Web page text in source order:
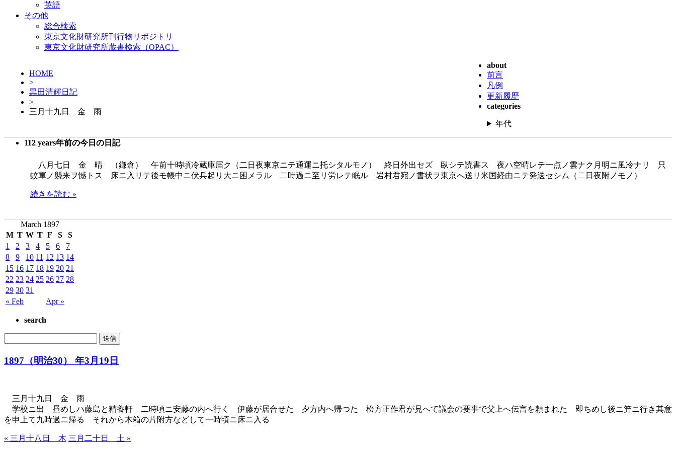
英語
その他
総合検索
東京文化財研究所刊行物リポジトリ
東京文化財研究所蔵書検索（OPAC）
HOME
>
黒田清輝日記
>
三月十九日 金 雨
about
前言
凡例
更新履歴
categories
年代
112 years年前の今日の日記
八月七日 金 晴 （鎌倉） 午前十時頃冷蔵庫届ク（二日夜東京ニテ通運ニ托シタルモノ） 終日外出セズ 臥シテ読書ス 夜ハ空晴レテ一点ノ雲ナク月明ニ風冷ナリ 只
蚊軍ノ襲来ヲ憾トス 床ニ入リテ後モ帳中ニ伏兵起リ大ニ困メラル 二時過ニ至リ労レテ眠ル 岩村君宛ノ書状ヲ東京へ送リ米国経由ニテ発送セシム（二日夜附ノモノ）
続きを読む »
March 1897
M T W T F S S
« Feb Apr »
1 2 3 4 5 6
7
8
9 10 11 12 13 14
15 16 17 18 19 20 21
22 23 24 25 26 27 28
29 30 31
search
1897（明治30） 年3月19日
三月十九日 金 雨
学校ニ出 昼めしハ藤島と精養軒 二時頃ニ安藤の内へ行く 伊藤が居合せた 夕方内へ帰つた 松方正作君が見へて議会の要事で父上へ伝言を頼まれた 即ちめし後ニ笄ニ行き其意
を申上て九時過ニ帰る それから木箱の片附方などして一時頃ニ床ニ入る
« 三月十八日 木 三月二十日 土 »